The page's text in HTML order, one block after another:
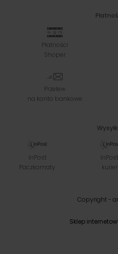
Płatności
Shoper
Przelew
na konto bankowe
InPost
Paczkomaty
InPost
kurier
Copyright -
Sklep